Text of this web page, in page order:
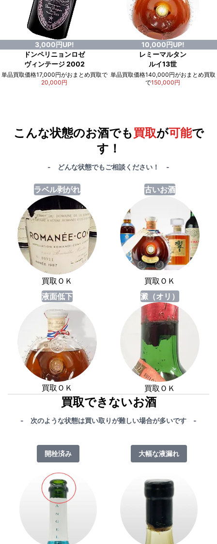
3,000円UP!
ドンペリニョンロゼ
ヴィンテージ 2002
単品買取価格17,000円がおまとめ買取で
20,000円
10,000円UP!
レミーマルタン
ルイ13世
単品買取価格140,000円がおまとめ買取
で150,000円
こんな状態のお酒でも買取が可能で
す！
- どんな状態でもご相談ください！ -
ラベル剥がれ
買取ＯＫ
古いお酒
買取ＯＫ
液面低下
買取ＯＫ
澱（オリ）
買取ＯＫ
買取できないお酒
- 次のような状態は買い取りが難しい場合が多いです -
開栓済み 大幅な液漏れ